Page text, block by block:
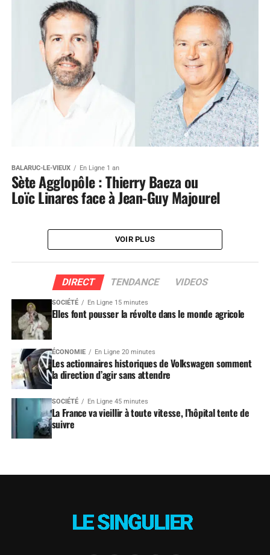
BALARUC-LE-VIEUX En Ligne 1 an
Sète Agglopôle : Thierry Baeza ou
Loïc Linares face à Jean-Guy Majourel
VOIR PLUS
DIRECT TENDANCE VIDEOS
SOCIÉTÉ En Ligne 15 minutes
Elles font pousser la révolte dans le monde agricole
ÉCONOMIE En Ligne 20 minutes
Les actionnaires historiques de Volkswagen somment
la direction d’agir sans attendre
SOCIÉTÉ En Ligne 45 minutes
La France va vieillir à toute vitesse, l’hôpital tente de
suivre